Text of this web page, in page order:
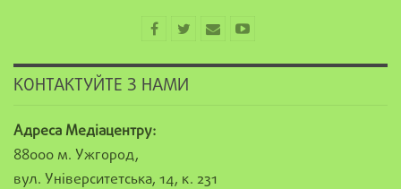
КОНТАКТУЙТЕ З НАМИ
Адреса Медіацентру:
88000 м. Ужгород,
вул. Університетська, 14, к. 231